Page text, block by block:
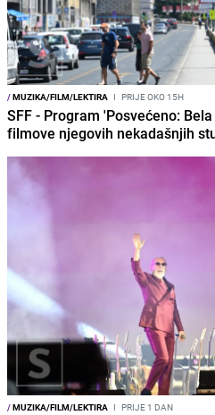
/MUZIKA/FILM/LEKTIRA I PRIJE OKO 15H
SFF - Program 'Posvećeno:
filmove njegovih nekadašnjih
/MUZIKA/FILM/LEKTIRA I PRIJE 1 DAN